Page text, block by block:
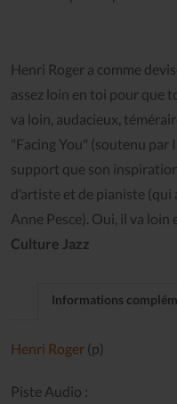
Henri Roger a comme
assez loin en toi pour que
va loin, audacieux,
"Facing You" (soutenu par
support que son
d’artiste et de pianiste
Anne Pesce). Oui, il va loin
Culture Jazz
Informations
Henri Roger (p)
Piste Audio :